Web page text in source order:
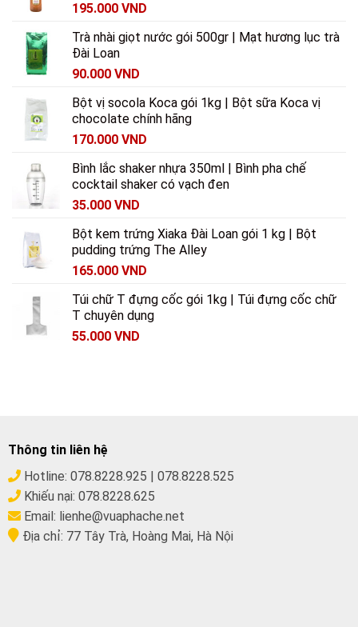
195.000 VND
Trà nhài giọt nước gói 500gr | Mạt hương lục trà
Đài Loan
90.000 VND
Bột vị socola Koca gói 1kg | Bột sữa Koca vị
chocolate chính hãng
170.000 VND
Bình lắc shaker nhựa 350ml | Bình pha chế
cocktail shaker có vạch đen
35.000 VND
Bột kem trứng Xiaka Đài Loan gói 1 kg | Bột
pudding trứng The Alley
165.000 VND
Túi chữ T đựng cốc gói 1kg | Túi đựng cốc chữ
T chuyên dụng
55.000 VND
Thông tin liên hệ
Hotline: 078.8228.925
078.8228.525
Khiếu nại: 078.8228.625
Email: lienhe@vuaphache.net
Địa chỉ: 77 Tây Trà, Hoàng Mai, Hà Nội